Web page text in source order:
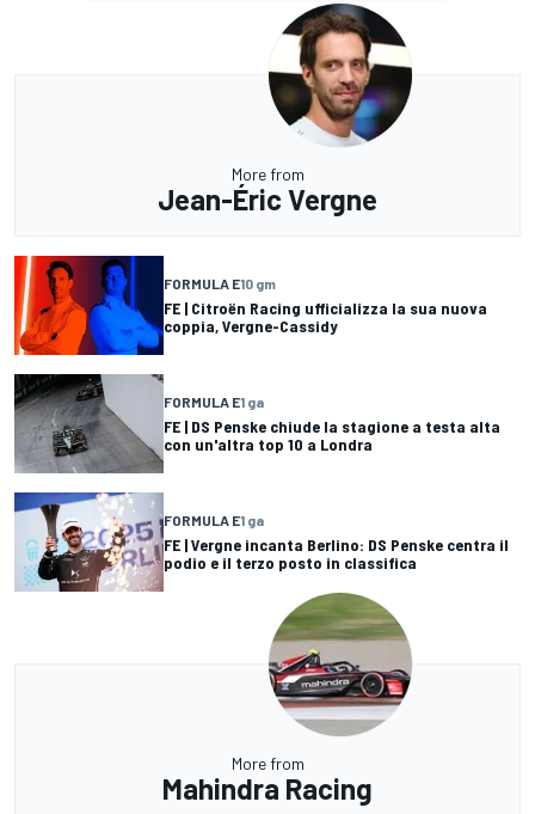
More from
Jean-Éric Vergne
FORMULA E10 gm
FE | Citroën Racing ufficializza la sua nuova
coppia, Vergne-Cassidy
FORMULA E1 ga
FE | DS Penske chiude la stagione a testa alta
con un'altra top 10 a Londra
FORMULA E1 ga
FE | Vergne incanta Berlino: DS Penske centra il
podio e il terzo posto in classifica
More from
Mahindra Racing